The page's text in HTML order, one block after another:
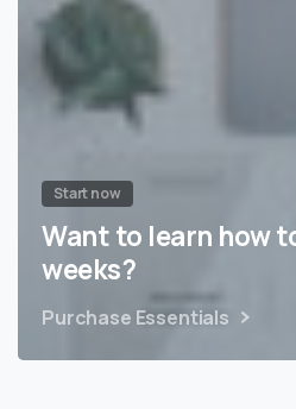
Start now
Want to learn how
weeks?
Purchase Essentials